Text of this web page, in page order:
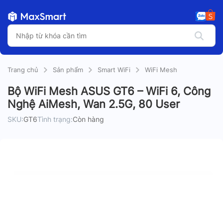
Trang chủ Sản phẩm Smart WiFi WiFi Mesh
Bộ WiFi Mesh ASUS GT6 – WiFi 6, Công
Nghệ AiMesh, Wan 2.5G, 80 User
SKU:GT6Tình trạng:Còn hàng